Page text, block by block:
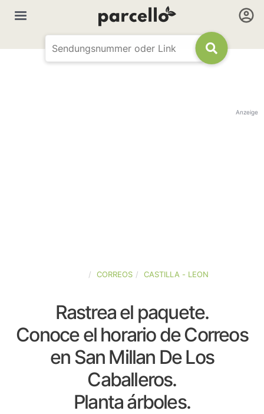
Anzeige
CORREOS CASTILLA - LEON
Rastrea el paquete.
Conoce el horario de Correos
en San Millan De Los
Caballeros.
Planta árboles.